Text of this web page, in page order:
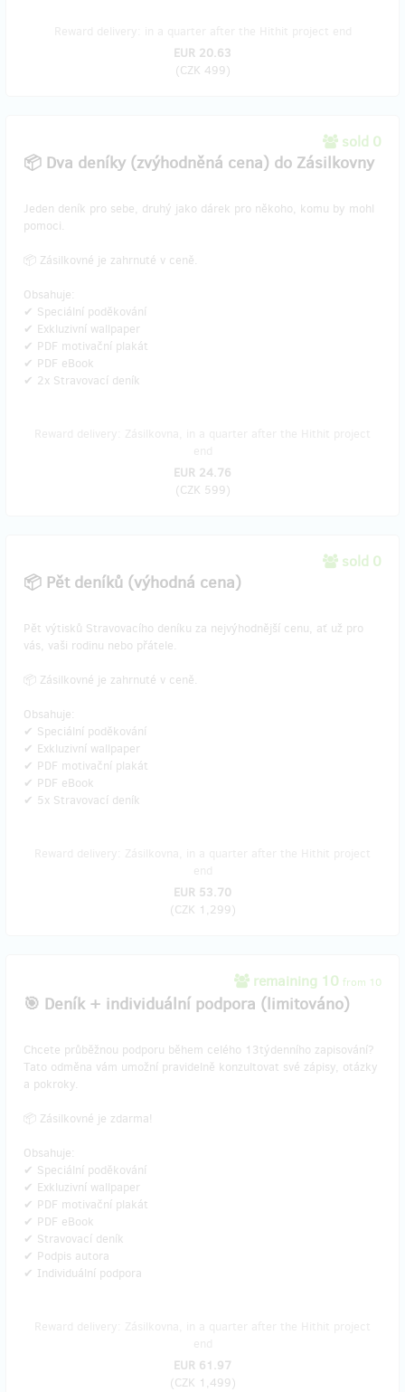
EUR 20.63
(CZK 499)
sold 0
📦 Dva deníky (zvýhodněná cena) do Zásilkovny
Jeden deník pro sebe, druhý jako dárek pro někoho, komu by mohl
pomoci.
📦 Zásilkovné je zahrnuté v ceně.
Obsahuje:
✔ Speciální poděkování
✔ Exkluzivní wallpaper
✔ PDF motivační plakát
✔ PDF eBook
✔ 2x Stravovací deník
EUR 24.76
(CZK 599)
sold 0
📦 Pět deníků (výhodná cena)
Pět výtisků Stravovacího deníku za nejvýhodnější cenu, ať už pro
vás, vaši rodinu nebo přátele.
📦 Zásilkovné je zahrnuté v ceně.
Obsahuje:
✔ Speciální poděkování
✔ Exkluzivní wallpaper
✔ PDF motivační plakát
✔ PDF eBook
✔ 5x Stravovací deník
EUR 53.70
(CZK 1,299)
remaining 10 from 10
🎯 Deník + individuální podpora (limitováno)
Chcete průběžnou podporu během celého 13týdenního zapisování?
Tato odměna vám umožní pravidelně konzultovat své zápisy, otázky
a pokroky.
📦 Zásilkovné je zdarma!
Obsahuje:
✔ Speciální poděkování
✔ Exkluzivní wallpaper
✔ PDF motivační plakát
✔ PDF eBook
✔ Stravovací deník
✔ Podpis autora
✔ Individuální podpora
EUR 61.97
(CZK 1,499)